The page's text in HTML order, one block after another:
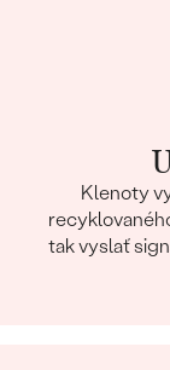
Klenoty
tak vyslať